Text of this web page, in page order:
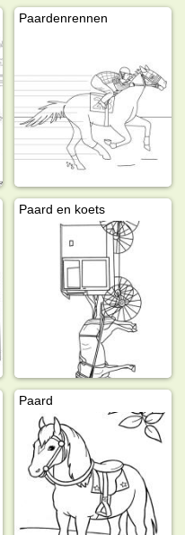
Paardenrennen
Paard en koets
Paard